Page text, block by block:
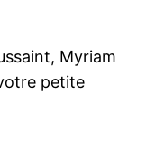
Myriam
petite